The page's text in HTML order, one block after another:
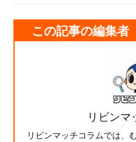
この記事の編集者
リビンマ
リビンマッチコラムでは、